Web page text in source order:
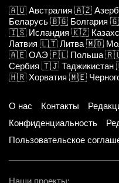
🇦🇺 Австралия 🇦🇿
Беларусь 🇧🇬 Болгария
🇮🇸 Исландия 🇰🇿
Латвия 🇱🇹 Литва 🇲🇩
🇦🇪 ОАЭ 🇵🇱 Польша
Сербия 🇹🇯 Таджикистан
🇭🇷 Хорватия 🇲🇪
О нас Контакты
Конфиденциальность
Пользовательское
Наши проекты: